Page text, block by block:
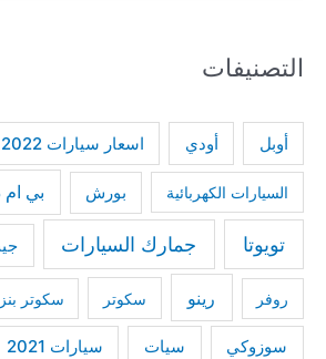
r
f
o
:
التصنيفات
أوبل أودي اسعار سيارات 2022
السيارات الكهربائية بورش بي ام
تويوتا جمارك السيارات
روفر رينو سكوتر سكوتر
سوزوكي سيات سيارات 2021